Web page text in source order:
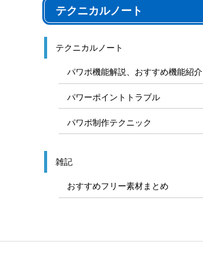
テクニカルノート
テクニカルノート
パワポ機能解説、おすすめ機能紹介
パワーポイントトラブル
パワポ制作テクニック
雑記
おすすめフリー素材まとめ